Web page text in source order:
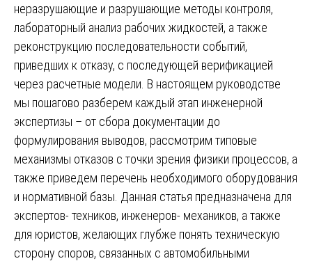
неразрушающие и разрушающие методы контроля,
лабораторный анализ рабочих жидкостей, а также
реконструкцию последовательности событий,
приведших к отказу, с последующей верификацией
через расчетные модели. В настоящем руководстве
мы пошагово разберем каждый этап инженерной
экспертизы – от сбора документации до
формулирования выводов, рассмотрим типовые
механизмы отказов с точки зрения физики процессов, а
также приведем перечень необходимого оборудования
и нормативной базы. Данная статья предназначена для
экспертов- техников, инженеров- механиков, а также
для юристов, желающих глубже понять техническую
сторону споров, связанных с автомобильными